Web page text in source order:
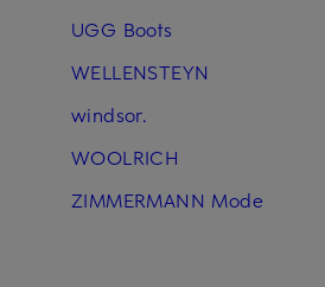
UGG Boots
WELLENSTEYN
windsor.
WOOLRICH
ZIMMERMANN Mode